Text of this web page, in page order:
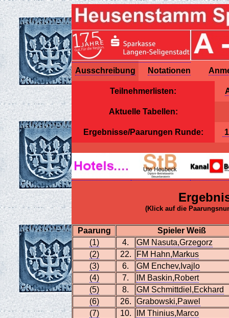
Ausschreibung Notationen
Teilnehmerlisten:
Aktuelle Tabellen:
Ergebnisse/Paarungen Runde:
(Klick auf die
Paarung
Spieler Weiß
(1)
4.
GM Nasuta,Grzegorz
(2)
22.
FM Hahn,Markus
(3)
6.
GM Enchev,Ivajlo
(4)
7.
IM Baskin,Robert
(5)
8.
GM Schmittdiel,Eckhard
(6)
26.
Grabowski,Pawel
(7)
10.
IM Thinius,Marco